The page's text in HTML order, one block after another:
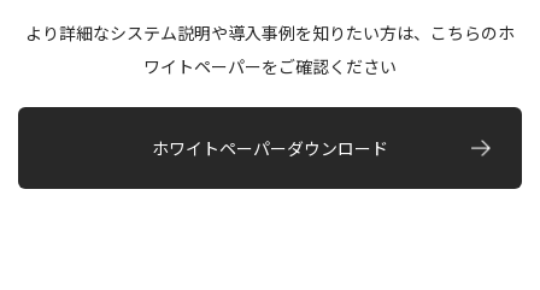
より詳細なシステム説明や導入事例を知りたい方は、こちらのホ
ワイトペーパーをご確認ください
ホワイトペーパーダウンロード